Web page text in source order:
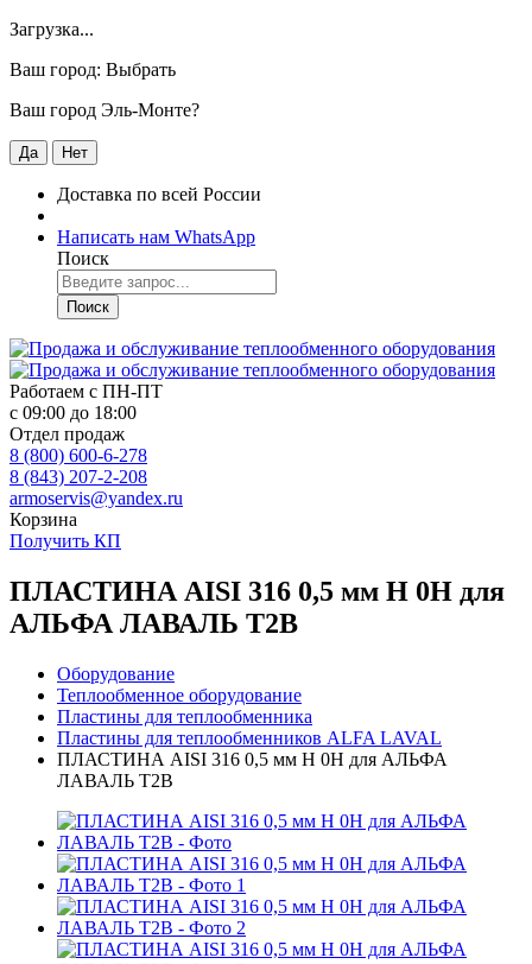
Загрузка...
Ваш город: Выбрать
Ваш город Эль-Монте?
Да Нет
Доставка по всей России
Написать нам WhatsApp
Поиск
Поиск
Работаем с ПН-ПТ
с 09:00 до 18:00
Отдел продаж
8 (800) 600-6-278
8 (843) 207-2-208
armoservis@yandex.ru
Корзина
Получить КП
ПЛАСТИНА AISI 316 0,5 мм H 0H для
АЛЬФА ЛАВАЛЬ T2B
Оборудование
Теплообменное оборудование
Пластины для теплообменника
Пластины для теплообменников ALFA LAVAL
ПЛАСТИНА AISI 316 0,5 мм H 0H для АЛЬФА
ЛАВАЛЬ T2B